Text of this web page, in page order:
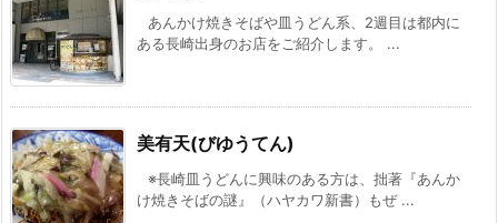
あんかけ焼きそばや皿うどん系、2週目は都内に
ある長崎出身のお店をご紹介します。 ...
美有天(びゆうてん)
※長崎皿うどんに興味のある方は、拙著『あんか
け焼きそばの謎』（ハヤカワ新書）もぜ ...